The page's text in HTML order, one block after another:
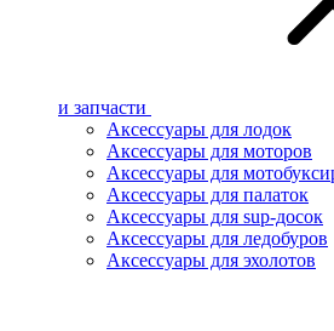
и запчасти
Аксессуары для лодок
Аксессуары для моторов
Аксессуары для
Аксессуары для палаток
Аксессуары для sup-досок
Аксессуары для ледобуров
Аксессуары для эхолотов